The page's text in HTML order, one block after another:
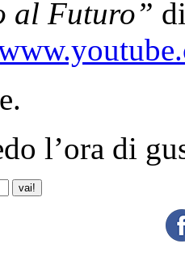
al Futuro”
l’ora di